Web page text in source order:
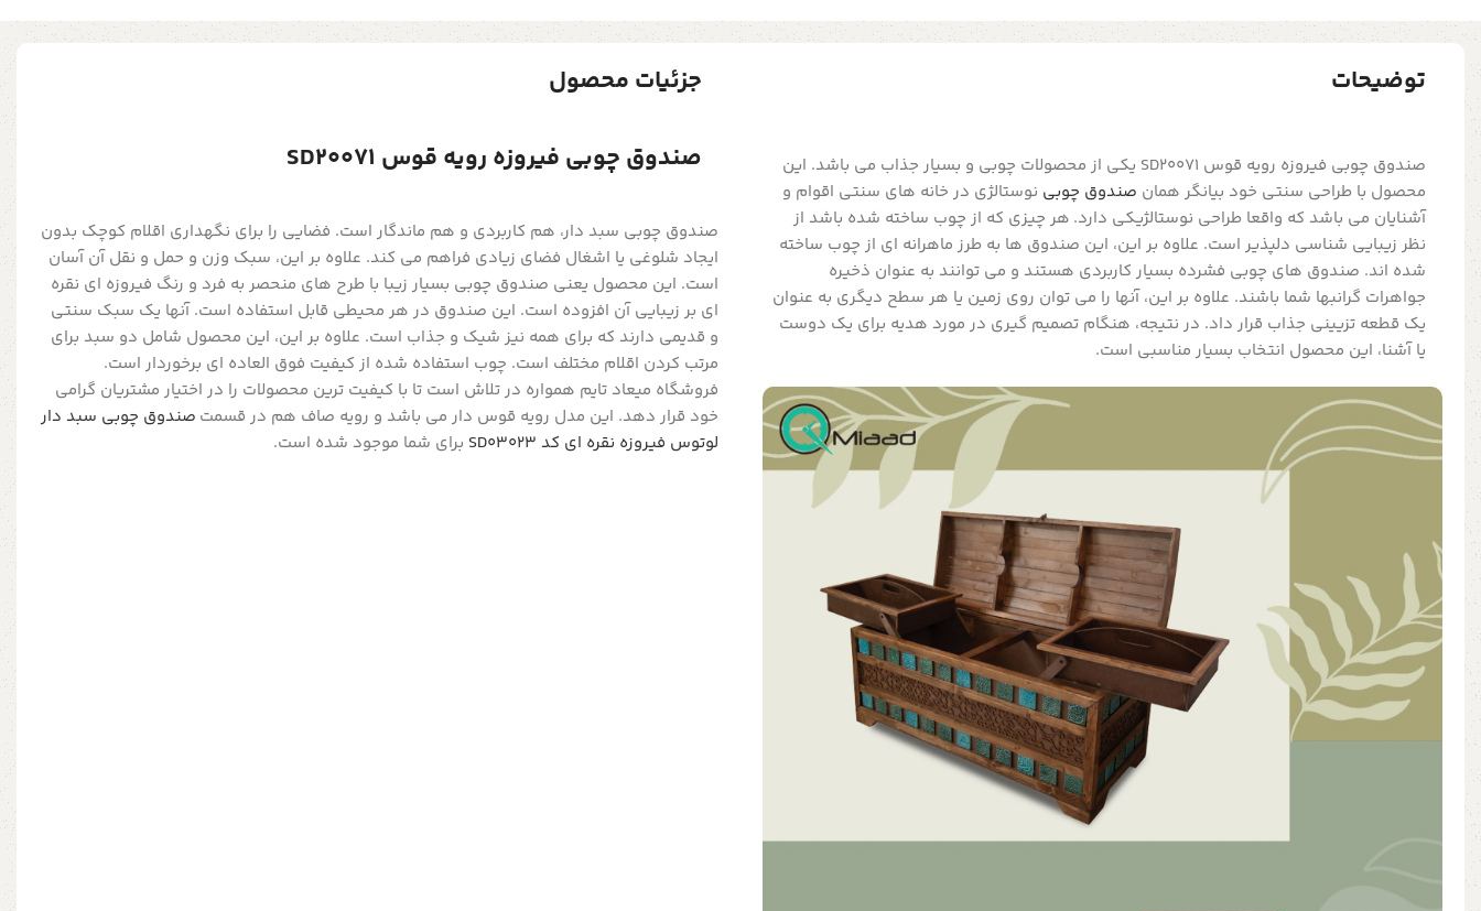
توضیحات
صندوق چوبی فیروزه رویه قوس SD20071 یکی از محصولات چوبی و بسیار جذاب می باشد. این
محصول با طراحی سنتی خود بیانگر همان صندوق چوبی نوستالژی در خانه های سنتی اقوام و
آشنایان می باشد که واقعا طراحی نوستالژیکی دارد. هر چیزی که از چوب ساخته شده باشد از
نظر زیبایی شناسی دلپذیر است. علاوه بر این، این صندوق ها به طرز ماهرانه ای از چوب ساخته
شده اند. صندوق های چوبی فشرده بسیار کاربردی هستند و می توانند به عنوان ذخیره
جواهرات گرانبها شما باشند. علاوه بر این، آنها را می توان روی زمین یا هر سطح دیگری به عنوان
یک قطعه تزیینی جذاب قرار داد. در نتیجه، هنگام تصمیم گیری در مورد هدیه برای یک دوست
یا آشنا، این محصول انتخاب بسیار مناسبی است.
جزئیات محصول
صندوق چوبی فیروزه رویه قوس SD20071
صندوق چوبی سبد دار، هم کاربردی و هم ماندگار است. فضایی را برای نگهداری اقلام کوچک بدون
ایجاد شلوغی یا اشغال فضای زیادی فراهم می کند. علاوه بر این، سبک وزن و حمل و نقل آن آسان
است. این محصول یعنی صندوق چوبی بسیار زیبا با طرح های منحصر به فرد و رنگ فیروزه ای نقره
ای بر زیبایی آن افزوده است. این صندوق در هر محیطی قابل استفاده است. آنها یک سبک سنتی
و قدیمی دارند که برای همه نیز شیک و جذاب است. علاوه بر این، این محصول شامل دو سبد برای
مرتب کردن اقلام مختلف است. چوب استفاده شده از کیفیت فوق العاده ای برخوردار است.
فروشگاه میعاد تایم همواره در تلاش است تا با کیفیت ترین محصولات را در اختیار مشتریان گرامی
خود قرار دهد. این مدل رویه قوس دار می باشد و رویه صاف هم در قسمت صندوق چوبی سبد دار
لوتوس فیروزه نقره ای کد SD03023
برای شما موجود شده است.